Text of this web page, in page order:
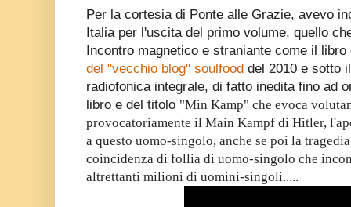
Per la cortesia di Ponte alle Grazie, avevo
Italia per l'uscita del primo volume, quello
Incontro magnetico e straniante come il
del "vecchio blog" soulfood del 2010 e sotto
radiofonica integrale, di fatto inedita fino ad
libro e del titolo "Min Kamp" che evoca
provocatoriamente il Main Kampf di Hitler,
a questo uomo-singolo, anche se poi la
coincidenza di follia di uomo-singolo che
altrettanti milioni di uomini-singoli.....